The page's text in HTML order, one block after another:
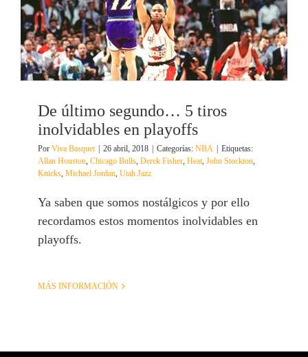
De último segundo… 5 tiros
inolvidables en playoffs
Por Viva Basquet 26 abril, 2018 Categorías: NBA
Etiquetas:
Allan Houston, Chicago Bulls, Derek Fisher, Heat, John Stockton,
Knicks, Michael Jordan, Utah Jazz
Ya saben que somos nostálgicos y por ello
recordamos estos momentos inolvidables en
playoffs.
MÁS INFORMACIÓN